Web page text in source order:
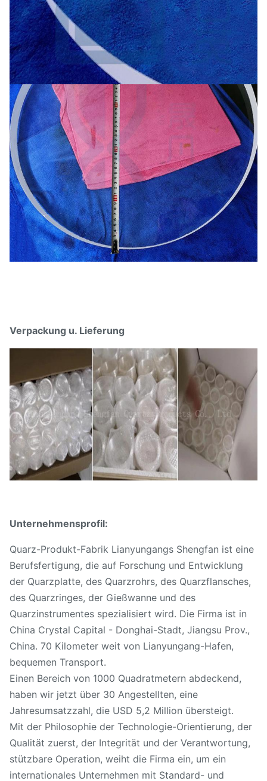
Verpackung u. Lieferung
Unternehmensprofil:
Quarz-Produkt-Fabrik Lianyungangs Shengfan ist eine
Berufsfertigung, die auf Forschung und Entwicklung
der Quarzplatte, des Quarzrohrs, des Quarzflansches,
des Quarzringes, der Gießwanne und des
Quarzinstrumentes spezialisiert wird. Die Firma ist in
China Crystal Capital - Donghai-Stadt, Jiangsu Prov.,
China. 70 Kilometer weit von Lianyungang-Hafen,
bequemen Transport.
Einen Bereich von 1000 Quadratmetern abdeckend,
haben wir jetzt über 30 Angestellten, eine
Jahresumsatzzahl, die USD 5,2 Million übersteigt.
Mit der Philosophie der Technologie-Orientierung, der
Qualität zuerst, der Integrität und der Verantwortung,
stützbare Operation, weiht die Firma ein, um ein
internationales Unternehmen mit Standard- und